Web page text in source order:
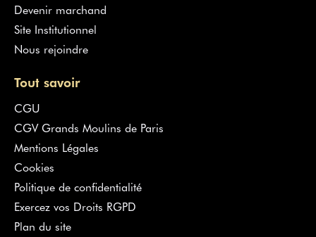
Devenir marchand
Site Institutionnel
Nous rejoindre
Tout savoir
CGU
CGV Grands Moulins de Paris
Mentions Légales
Cookies
Politique de confidentialité
Exercez vos Droits RGPD
Plan du site